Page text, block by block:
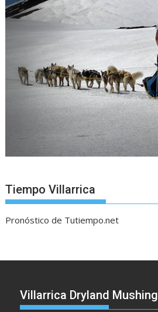
Tiempo Villarrica
Pronóstico de Tutiempo.net
Villarrica Dryland Mushing